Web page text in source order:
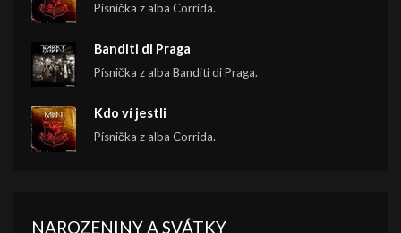
Písnička z alba Corrida.
Banditi di Praga
Písnička z alba Banditi di Praga.
Kdo ví jestli
Písnička z alba Corrida.
NAROZENINY A SVÁTKY